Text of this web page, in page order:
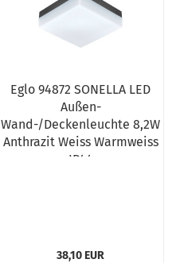
Eglo 94872 SONELLA LED
Außen-
Wand-/Deckenleuchte 8,2W
Anthrazit Weiss Warmweiss
IP44
38,10 EUR